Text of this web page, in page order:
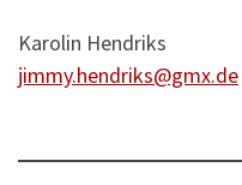
Karolin Hendriks
jimmy.hendriks@gmx.de